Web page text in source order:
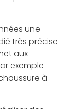
une
très précise
aux
exemple
à